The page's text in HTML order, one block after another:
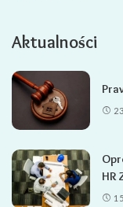
Aktualności
HR